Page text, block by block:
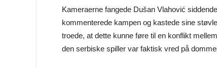
Kameraerne fangede Dušan Vlahović
kommenterede kampen og kastede sine
troede, at dette kunne føre til en konflikt
den serbiske spiller var faktisk vred på